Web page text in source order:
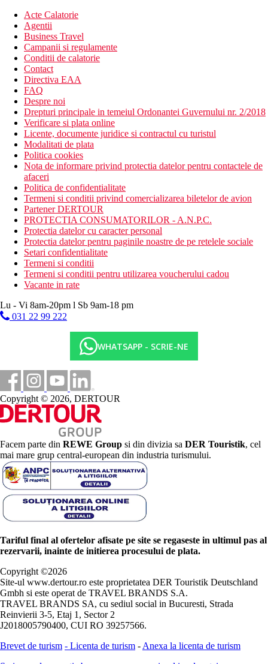
Acte Calatorie
Agentii
Business Travel
Campanii si regulamente
Conditii de calatorie
Contact
Directiva EAA
FAQ
Despre noi
Drepturi principale in temeiul Ordonantei Guvernului nr. 2/2018
Verificare si plata online
Licente, documente juridice si contractul cu turistul
Modalitati de plata
Politica cookies
Nota de informare privind protectia datelor pentru contactele de
afaceri
Politica de confidentialitate
Termeni si conditii privind comercializarea biletelor de avion
Partener DERTOUR
PROTECTIA CONSUMATORILOR - A.N.P.C.
Protectia datelor cu caracter personal
Protectia datelor pentru paginile noastre de pe retelele sociale
Setari confidentialitate
Termeni si conditii
Termeni si conditii pentru utilizarea voucherului cadou
Vacante in rate
Lu - Vi 8am-20pm l Sb 9am-18 pm
031 22 99 222
WHATSAPP - SCRIE-NE
Copyright © 2026, DERTOUR
Facem parte din REWE Group si din divizia sa DER Touristik, cel
mai mare grup central-european din industria turismului.
Tariful final al ofertelor afisate pe site se regaseste in ultimul pas al
rezervarii, inainte de initierea procesului de plata.
Copyright ©2026
Site-ul www.dertour.ro este proprietatea DER Touristik Deutschland
Gmbh si este operat de TRAVEL BRANDS S.A.
TRAVEL BRANDS SA, cu sediul social in Bucuresti, Strada
Reinvierii 3-5, Etaj 1, Sector 2
J2018005790400, CUI RO 39257566.
Brevet de turism - Licenta de turism - Anexa la licenta de turism